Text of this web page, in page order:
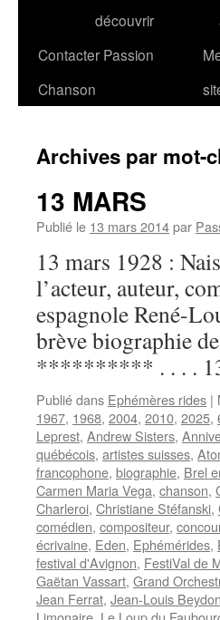
découvrir
Contacter Passion
Chanson
Archives par mot-
13 MARS
Publié le 13 mars 2014par
13 mars 1928 :
l’acteur, auteur,
espagnole René-
brève biographie
********** . . . .
Publié dans Ephémères rides |
1967, 1968, 2004, 2010, 2025,
Leprest, Andrew Sisters,
québécois, artistes suisses,
francophone, biographie, Brel
Carmen Maria Vega, chanson,
Charleroi, Christiane Stéfanski,
comédien, compositeur,
écrivaine, Eden, Ephémérides,
festival d'Avignon, FestiVal de
Gaëtan Vassart, Grand
Jean Ferrat, Jean-Louis Beydon